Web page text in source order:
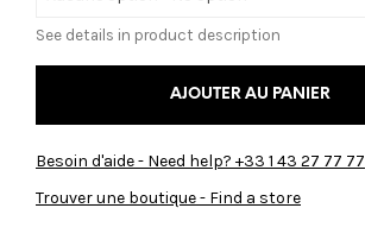
See details in product description
AJOUTER AU PANIER
Besoin d'aide - Need help? +33 1 43 27 77 77
Trouver une boutique - Find a store